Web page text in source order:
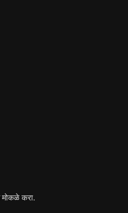
मोकळे करा.